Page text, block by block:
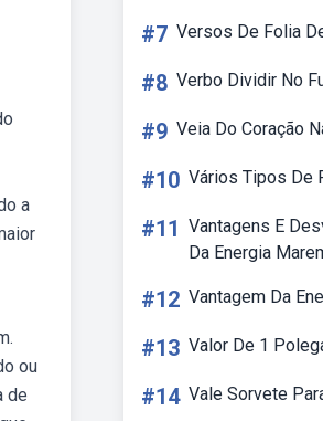
a
ou
de
#7 Versos De Folia
#8 Verbo Dividir No
#9 Veia Do Coração
#10 Vários Tipos De
#11 Vantagens E
Da Energia
#12 Vantagem Da
#13 Valor De 1
#14 Vale Sorvete